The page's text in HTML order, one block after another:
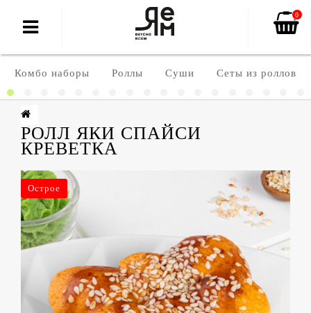
0
Комбо наборы Роллы Суши Сеты из роллов
РОЛЛ ЯКИ СПАЙСИ
КРЕВЕТКА
Острое